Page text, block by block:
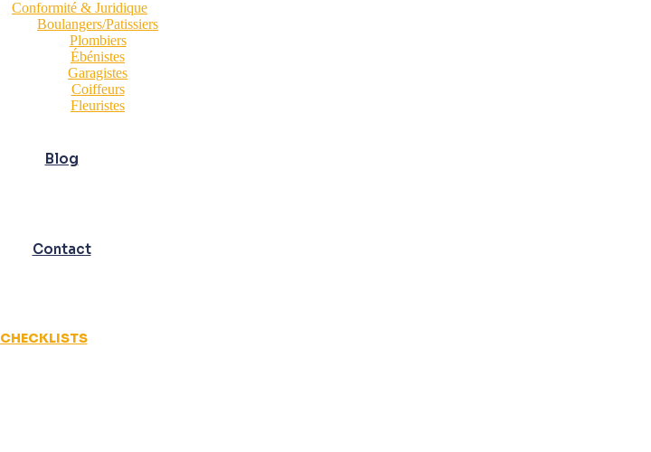
Conformité & Juridique
Boulangers/Patissiers
Plombiers
Ébénistes
Garagistes
Coiffeurs
Fleuristes
Blog
Contact
CHECKLISTS